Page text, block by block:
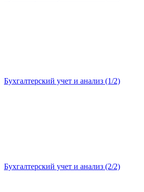
Бухгалтерский учет и анализ (1/2)
Бухгалтерский учет и анализ (2/2)